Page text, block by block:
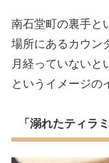
南石堂町の裏手と
場所にあるカウン
月経っていないと
というイメージの
「溺れたティラ